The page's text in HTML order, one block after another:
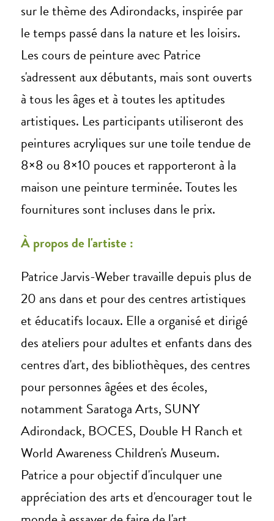
sur le thème des Adirondacks, inspirée par
le temps passé dans la nature et les loisirs.
Les cours de peinture avec Patrice
s'adressent aux débutants, mais sont ouverts
à tous les âges et à toutes les aptitudes
artistiques. Les participants utiliseront des
peintures acryliques sur une toile tendue de
8×8 ou 8×10 pouces et rapporteront à la
maison une peinture terminée. Toutes les
fournitures sont incluses dans le prix.
À propos de l'artiste :
Patrice Jarvis-Weber travaille depuis plus de
20 ans dans et pour des centres artistiques
et éducatifs locaux. Elle a organisé et dirigé
des ateliers pour adultes et enfants dans des
centres d'art, des bibliothèques, des centres
pour personnes âgées et des écoles,
notamment Saratoga Arts, SUNY
Adirondack, BOCES, Double H Ranch et
World Awareness Children's Museum.
Patrice a pour objectif d'inculquer une
appréciation des arts et d'encourager tout le